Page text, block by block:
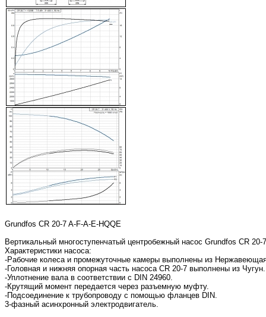
Grundfos CR 20-7 A-F-A-E-HQQE
Вертикальный многоступенчатый центробежный насос Grundfos CR
Характеристики насоса:
-Рабочие колеса и промежуточные камеры выполнены из
-Головная и нижняя опорная часть насоса CR 20-7 выполнены из Чугун.
-Уплотнение вала в соответствии с DIN 24960.
-Крутящий момент передается через разъемную муфту.
-Подсоединение к трубопроводу с помощью фланцев DIN.
3-фазный асинхронный электродвигатель.